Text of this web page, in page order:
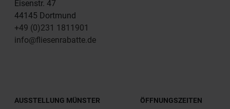
Eisenstr. 47
44145 Dortmund
+49 (0)231 1811901
info@fliesenrabatte.de
AUSSTELLUNG MÜNSTER ÖFFNUNGSZEITEN